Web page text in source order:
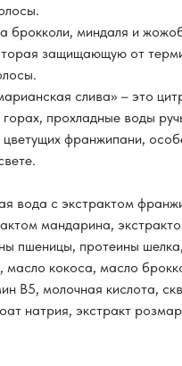
брокколи, миндаля и
защищающую от
слива» – это
горах, прохладные воды
франжипани,
вода c экстрактом
мандарина,
пшеницы, протеины
масло кокоса, масло
В5, молочная кислота,
натрия, экстракт